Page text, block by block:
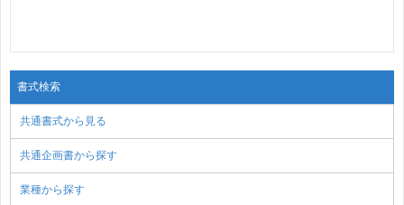
書式検索
共通書式から見る
共通企画書から探す
業種から探す